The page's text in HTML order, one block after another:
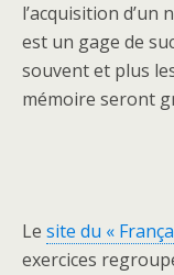
l’acquisition
est un gage de
souvent et plus
mémoire seront
Le site du «
exercices